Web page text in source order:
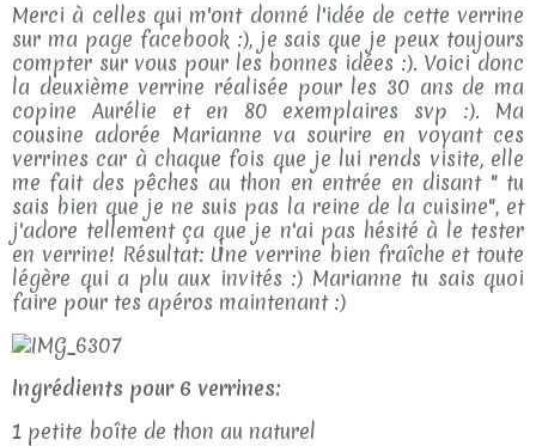
Merci à celles qui m'ont donné l'idée de cette verrine
sur ma page facebook :), je sais que je peux toujours
compter sur vous pour les bonnes idées :). Voici donc
la deuxième verrine réalisée pour les 30 ans de ma
copine Aurélie et en 80 exemplaires svp :). Ma
cousine adorée Marianne va sourire en voyant ces
verrines car à chaque fois que je lui rends visite, elle
me fait des pêches au thon en entrée en disant " tu
sais bien que je ne suis pas la reine de la cuisine", et
j'adore tellement ça que je n'ai pas hésité à le tester
en verrine! Résultat: Une verrine bien fraîche et toute
légère qui a plu aux invités :) Marianne tu sais quoi
faire pour tes apéros maintenant :)
Ingrédients pour 6 verrines:
1 petite boîte de thon au naturel